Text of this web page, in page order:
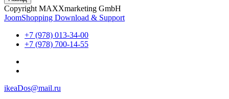
Copyright MAXXmarketing GmbH
JoomShopping Download & Support
+7 (978) 013-34-00
+7 (978) 700-14-55
ikeaDos@mail.ru